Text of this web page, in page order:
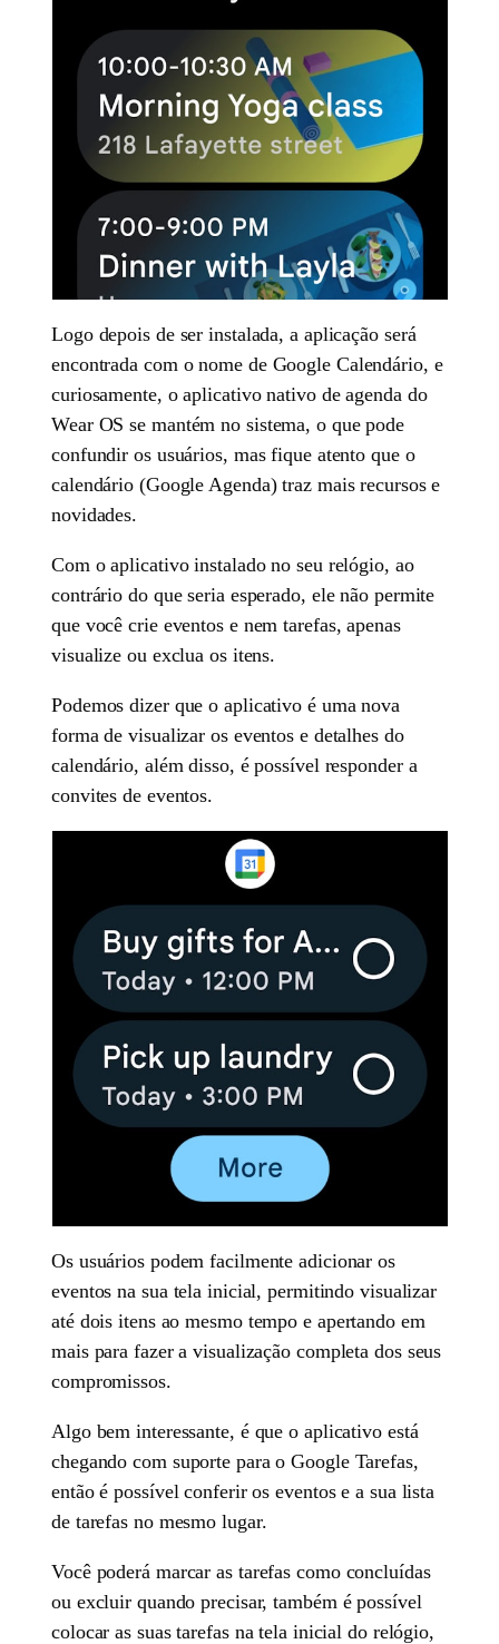
Logo depois de ser instalada, a aplicação será
encontrada com o nome de Google Calendário, e
curiosamente, o aplicativo nativo de agenda do
Wear OS se mantém no sistema, o que pode
confundir os usuários, mas fique atento que o
calendário (Google Agenda) traz mais recursos e
novidades.
Com o aplicativo instalado no seu relógio, ao
contrário do que seria esperado, ele não permite
que você crie eventos e nem tarefas, apenas
visualize ou exclua os itens.
Podemos dizer que o aplicativo é uma nova
forma de visualizar os eventos e detalhes do
calendário, além disso, é possível responder a
convites de eventos.
Os usuários podem facilmente adicionar os
eventos na sua tela inicial, permitindo visualizar
até dois itens ao mesmo tempo e apertando em
mais para fazer a visualização completa dos seus
compromissos.
Algo bem interessante, é que o aplicativo está
chegando com suporte para o Google Tarefas,
então é possível conferir os eventos e a sua lista
de tarefas no mesmo lugar.
Você poderá marcar as tarefas como concluídas
ou excluir quando precisar, também é possível
colocar as suas tarefas na tela inicial do relógio,